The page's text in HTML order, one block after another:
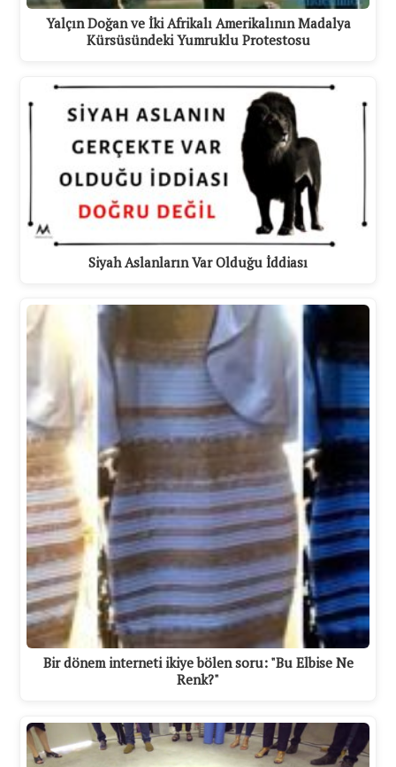
Yalçın Doğan ve İki Afrikalı Amerikalının Madalya
Kürsüsündeki Yumruklu Protestosu
Siyah Aslanların Var Olduğu İddiası
Bir dönem interneti ikiye bölen soru: "Bu Elbise Ne
Renk?"